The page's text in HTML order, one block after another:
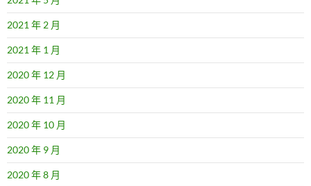
2021 年 2 月
2021 年 1 月
2020 年 12 月
2020 年 11 月
2020 年 10 月
2020 年 9 月
2020 年 8 月